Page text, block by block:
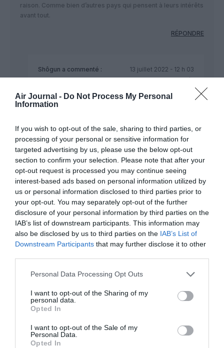
Air Journal - Do Not Process My Personal
Information
If you wish to opt-out of the sale, sharing to third parties, or
processing of your personal or sensitive information for
targeted advertising by us, please use the below opt-out
section to confirm your selection. Please note that after your
opt-out request is processed you may continue seeing
interest-based ads based on personal information utilized by
us or personal information disclosed to third parties prior to
your opt-out. You may separately opt-out of the further
disclosure of your personal information by third parties on the
IAB’s list of downstream participants. This information may
also be disclosed by us to third parties on the IAB’s List of
Downstream Participants that may further disclose it to other
Personal Data Processing Opt Outs
I want to opt-out of the Sharing of my
personal data.
Opted In
I want to opt-out of the Sale of my
Personal Data.
Opted In
raison. Comme bien d’autres pays qui pensent à leurs intérêts
avant tout.
RÉPONDRE
Shôgun a commenté :
13 juillet 2022 - 12 h 03
min
Que vous n’ayez aucune dignité et soyez prêt à
vous rendre complice des crimes coloniaux de
pécuniaires à courte vue est une chose, mais cela
ne vous autorise pas pour autant à raconter
n’importe quoi.
Vos suppositions selon lesquelles Turkish Airlnes
prendrait livraison de ces avions pour le compte de
compagnies russes reposent sur du vent.
Erdogan sait pertinemment qu’un contournement
des sanctions économiques imposées à la Russie
dans le domaine aéronautique se retournerait
contre la Turquie, qui serait sanctionnée en retour
par les États-Unis et l’UE. Donc il n’en fera rien. Ces
avions sont destinés à Turkish Airlines et seront
exploités par Turkish Airlines. Point.
Caravelle a commenté :
13 juillet 2022 - 21
Répondez à la bonne personne et lisez
avant de vous précipiter comme un furieux
sur votre clavier, ne m’attribuez pas les